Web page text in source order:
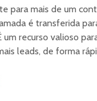
para mais de um
é transferida
recurso valioso
leads, de forma